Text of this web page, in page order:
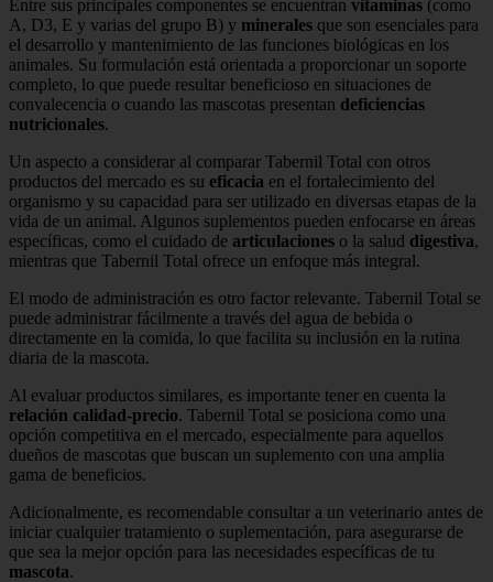
Entre sus principales componentes se encuentran vitaminas (como
A, D3, E y varias del grupo B) y minerales que son esenciales para
el desarrollo y mantenimiento de las funciones biológicas en los
animales. Su formulación está orientada a proporcionar un soporte
completo, lo que puede resultar beneficioso en situaciones de
convalecencia o cuando las mascotas presentan deficiencias
nutricionales.
Un aspecto a considerar al comparar Tabernil Total con otros
productos del mercado es su eficacia en el fortalecimiento del
organismo y su capacidad para ser utilizado en diversas etapas de la
vida de un animal. Algunos suplementos pueden enfocarse en áreas
específicas, como el cuidado de articulaciones o la salud digestiva,
mientras que Tabernil Total ofrece un enfoque más integral.
El modo de administración es otro factor relevante. Tabernil Total se
puede administrar fácilmente a través del agua de bebida o
directamente en la comida, lo que facilita su inclusión en la rutina
diaria de la mascota.
Al evaluar productos similares, es importante tener en cuenta la
relación calidad-precio. Tabernil Total se posiciona como una
opción competitiva en el mercado, especialmente para aquellos
dueños de mascotas que buscan un suplemento con una amplia
gama de beneficios.
Adicionalmente, es recomendable consultar a un veterinario antes de
iniciar cualquier tratamiento o suplementación, para asegurarse de
que sea la mejor opción para las necesidades específicas de tu
mascota.